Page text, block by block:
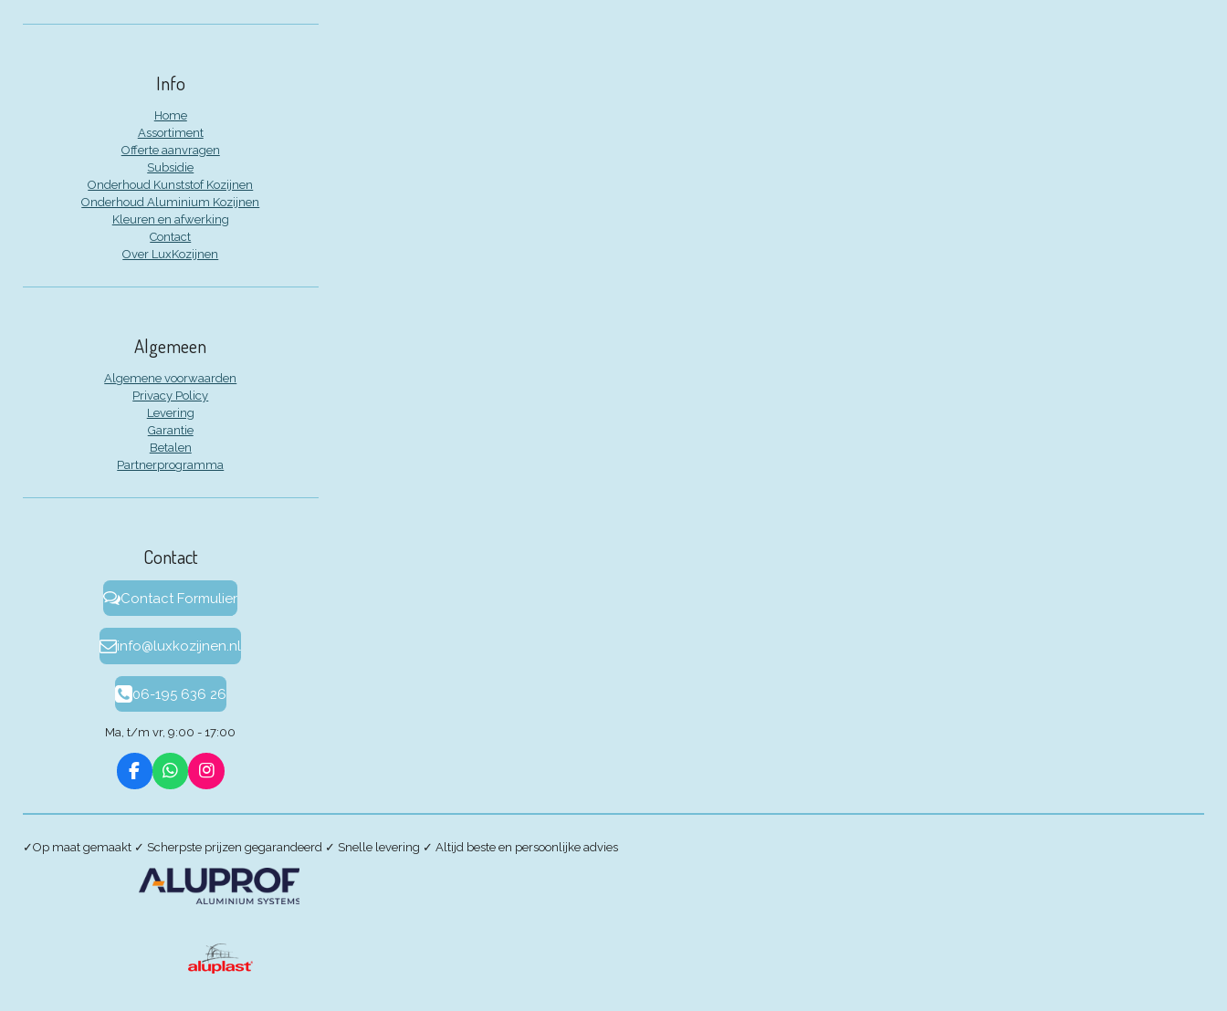
Info
Home
Assortiment
Offerte aanvragen
Subsidie
Onderhoud Kunststof Kozijnen
Onderhoud Aluminium Kozijnen
Kleuren en afwerking
Contact
Over LuxKozijnen
Algemeen
Algemene voorwaarden
Privacy Policy
Levering
Garantie
Betalen
Partnerprogramma
Contact
Contact Formulier
info@luxkozijnen.nl
06-195 636 26
Ma, t/m vr, 9:00 - 17:00
F
a
c
b
k
W
h
a
s
p
I
n
s
a
a
m
✓Op maat gemaakt ✓ Scherpste prijzen gegarandeerd ✓ Snelle levering ✓ Altijd beste en persoonlijke advies